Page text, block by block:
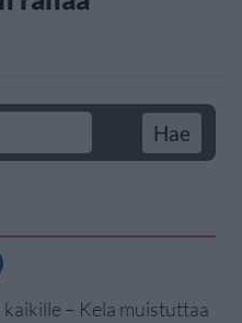
kaikille – Kela muistuttaa